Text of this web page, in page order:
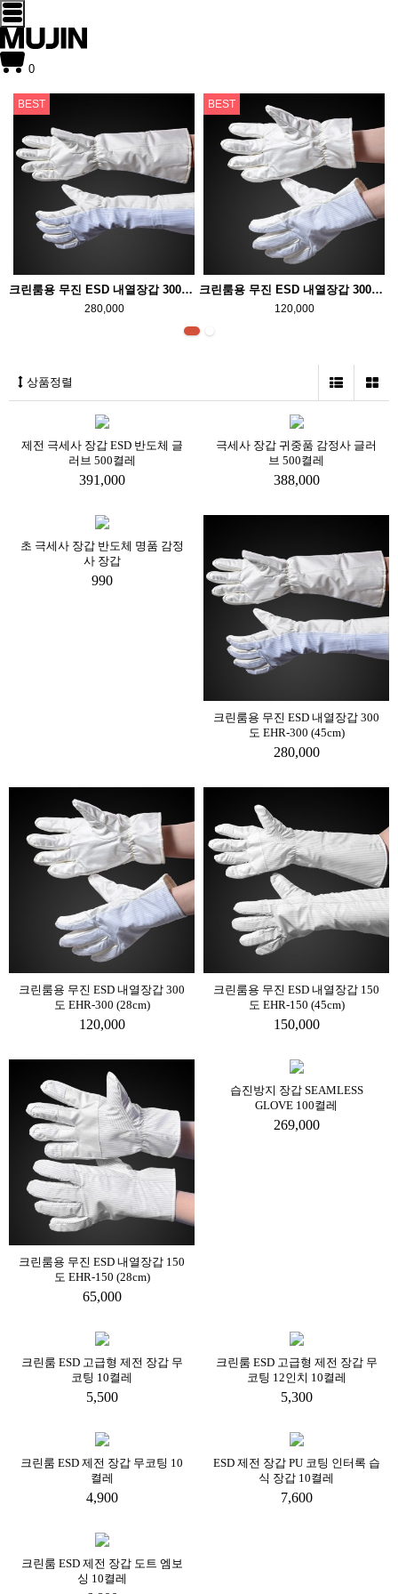
0
BEST
크린룸용 무진 ESD 내열장갑 300도 EHR-300 (45cm)
280,000
BEST
크린룸용 무진 ESD 내열장갑 300도 EHR-300 (28cm)
120,000
상품정렬
제전 극세사 장갑 ESD 반도체 글
러브 500켤레
391,000
극세사 장갑 귀중품 감정사 글러
브 500켤레
388,000
초 극세사 장갑 반도체 명품 감정
사 장갑
990
크린룸용 무진 ESD 내열장갑 300
도 EHR-300 (45cm)
280,000
크린룸용 무진 ESD 내열장갑 300
도 EHR-300 (28cm)
120,000
크린룸용 무진 ESD 내열장갑 150
도 EHR-150 (45cm)
150,000
크린룸용 무진 ESD 내열장갑 150
도 EHR-150 (28cm)
65,000
습진방지 장갑 SEAMLESS
GLOVE 100켤레
269,000
크린룸 ESD 고급형 제전 장갑 무
코팅 10켤레
5,500
크린룸 ESD 고급형 제전 장갑 무
코팅 12인치 10켤레
5,300
크린룸 ESD 제전 장갑 무코팅 10
켤레
4,900
ESD 제전 장갑 PU 코팅 인터록 습
식 장갑 10켤레
7,600
크린룸 ESD 제전 장갑 도트 엠보
싱 10켤레